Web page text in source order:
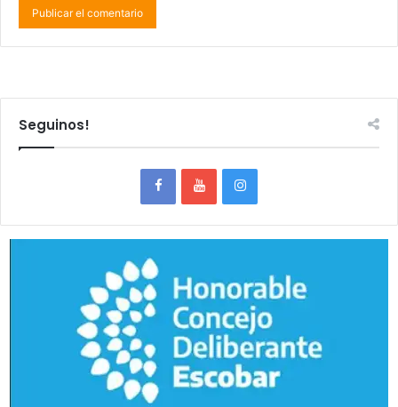
Seguinos!